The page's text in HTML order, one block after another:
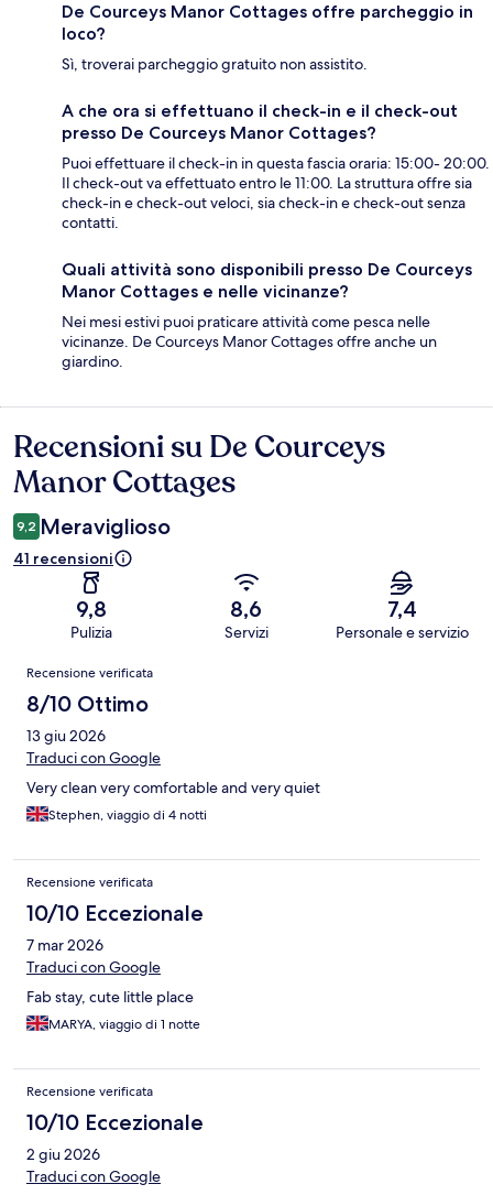
De Courceys Manor Cottages offre parcheggio in
loco?
Sì, troverai parcheggio gratuito non assistito.
A che ora si effettuano il check-in e il check-out
presso De Courceys Manor Cottages?
Puoi effettuare il check-in in questa fascia oraria: 15:00- 20:00.
Il check-out va effettuato entro le 11:00. La struttura offre sia
check-in e check-out veloci, sia check-in e check-out senza
contatti.
Quali attività sono disponibili presso De Courceys
Manor Cottages e nelle vicinanze?
Nei mesi estivi puoi praticare attività come pesca nelle
vicinanze. De Courceys Manor Cottages offre anche un
giardino.
Recensioni
Recensioni su De Courceys
Manor Cottages
9,2 Meraviglioso
41 recensioni
9,8
Pulizia
8,6
Servizi
7,4
Personale e servizio
Recensioni
Recensione verificata
8/10 Ottimo
13 giu 2026
Traduci con Google
Very clean very comfortable and very quiet
Stephen, viaggio di 4 notti
Recensione verificata
10/10 Eccezionale
7 mar 2026
Traduci con Google
Fab stay, cute little place
MARYA, viaggio di 1 notte
Recensione verificata
10/10 Eccezionale
2 giu 2026
Traduci con Google